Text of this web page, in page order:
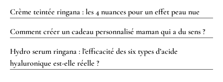
Crème teintée ringana : les 4 nuances pour un effet peau nue
Comment créer un cadeau personnalisé maman qui a du sens ?
Hydro serum ringana : l’efficacité des six types d’acide
hyaluronique est-elle réelle ?